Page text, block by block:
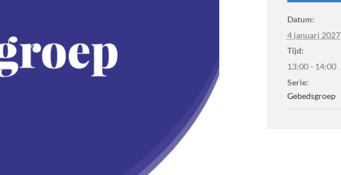
Datum:
4 januari 2027
Tijd:
13:00 - 14:00
Serie:
Gebedsgroep